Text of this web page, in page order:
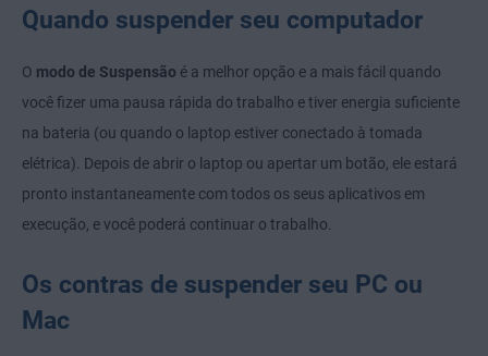
Quando suspender seu computador
O modo de Suspensão é a melhor opção e a mais fácil quando
você fizer uma pausa rápida do trabalho e tiver energia suficiente
na bateria (ou quando o laptop estiver conectado à tomada
elétrica). Depois de abrir o laptop ou apertar um botão, ele estará
pronto instantaneamente com todos os seus aplicativos em
execução, e você poderá continuar o trabalho.
Os contras de suspender seu PC ou
Mac